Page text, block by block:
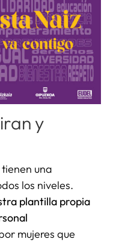
y
una
los niveles.
plantilla propia
mujeres que